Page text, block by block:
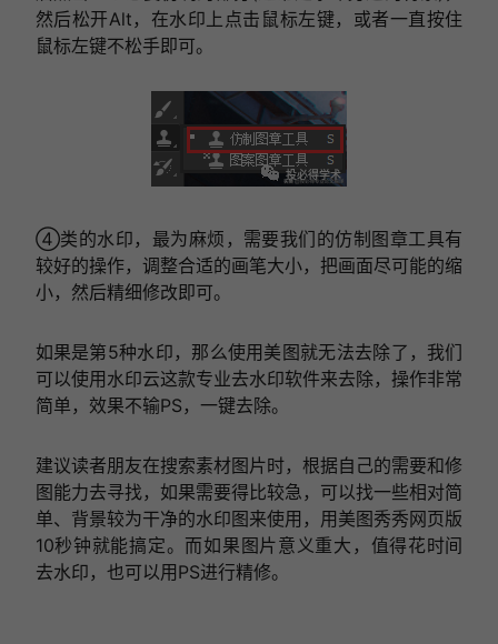
然后松开Alt，在水印上点击鼠标左键，或者一直按住
鼠标左键不松手即可。
④类的水印，最为麻烦，需要我们的仿制图章工具有
较好的操作，调整合适的画笔大小，把画面尽可能的缩
小，然后精细修改即可。
如果是第5种水印，那么使用美图就无法去除了，我们
可以使用水印云这款专业去水印软件来去除，操作非常
简单，效果不输PS，一键去除。
建议读者朋友在搜索素材图片时，根据自己的需要和修
图能力去寻找，如果需要得比较急，可以找一些相对简
单、背景较为干净的水印图来使用，用美图秀秀网页版
10秒钟就能搞定。而如果图片意义重大，值得花时间
去水印，也可以用PS进行精修。